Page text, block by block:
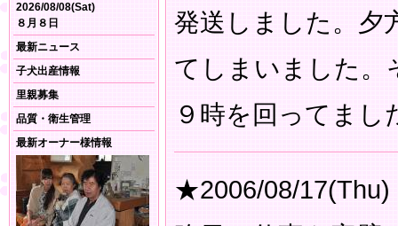
2026/08/08(Sat)
８月８日
最新ニュース
子犬出産情報
里親募集
品質・衛生管理
最新オーナー様情報
発送しました。夕
てしまいました。
９時を回ってまし
★2006/08/17(Thu)